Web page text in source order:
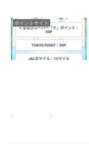
ポイントサイト